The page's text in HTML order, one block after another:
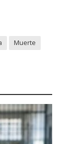
Muerte